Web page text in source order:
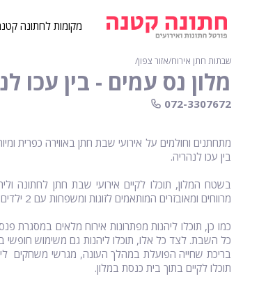
מקומות לחתונה
שבתות חתן אירוח∕אזור צפון∕
מלון נס עמים - בין עכו
072-3307672
מתחתנים וחולמים על אירועי שבת חתן באווירה כפרית
בין עכו לנהריה.
מרווחים ומאובזרים המותאמים לזוגות ומשפחות עם 2 ילדים וזאת לצד 8 דירות אירוח כפריות עם גינות ומרפסות למשפחות עם 4 ילדים.
כמו כן, תוכלו ליהנות מפתרונות אירוח מלאים
כל השבת. לצד כל אלו, תוכלו ליהנות גם משימוש חופשי
בריכת שחייה הפועלת במהלך העונה, מגרשי משחקים
תוכלו לקיים בתוך בית כנסת במלון.